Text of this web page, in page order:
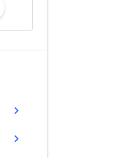
chevron_right
chevron_right